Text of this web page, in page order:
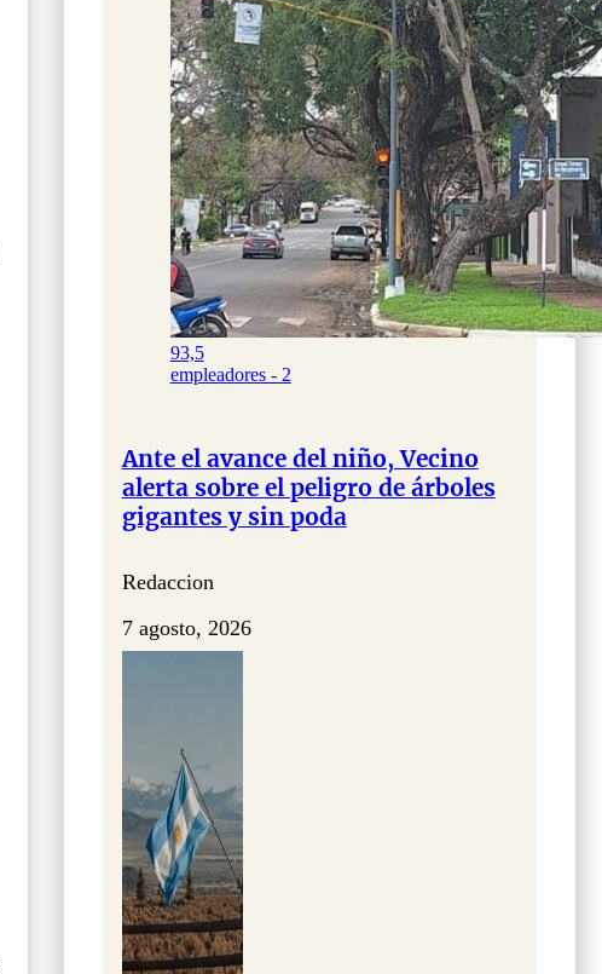
93,5
empleadores - 2
Ante el avance del niño, Vecino
alerta sobre el peligro de árboles
gigantes y sin poda
Redaccion
7 agosto, 2026